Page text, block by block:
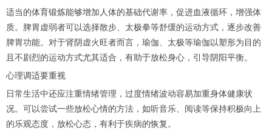
适当的体育锻炼能够增加人体的基础代谢率，促进血液循环，增强体
质。脾胃虚弱者可以选择散步、太极拳等舒缓的运动方式，逐步改善
脾胃功能。对于肾阴虚火旺者而言，瑜伽、太极等瑜伽以塑形为目的
且不剧烈的运动方式尤其适合，有助于放松身心，引导阴阳平衡。
心理调适要重视
日常生活中还应注重情绪管理，过度情绪波动容易加重身体健康状
况。可以尝试一些放松心情的方法，如听音乐、阅读等保持积极向上
的乐观态度，放松心态，有利于疾病的恢复。